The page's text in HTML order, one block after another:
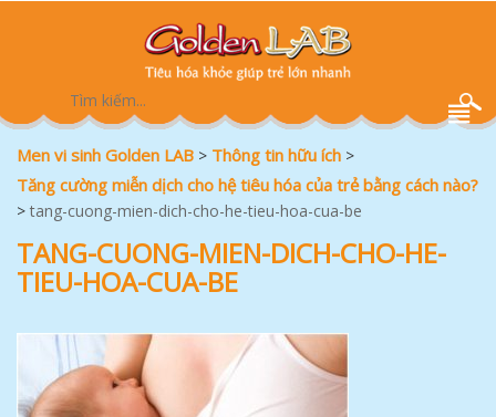
Men vi sinh Golden LAB > Thông tin hữu ích >
Tăng cường miễn dịch cho hệ tiêu hóa của trẻ bằng cách nào?
>tang-cuong-mien-dich-cho-he-tieu-hoa-cua-be
TANG-CUONG-MIEN-DICH-CHO-HE-
TIEU-HOA-CUA-BE